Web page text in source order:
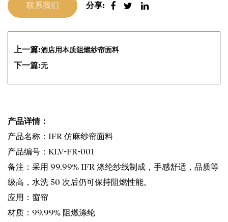
联系我们 分享:
上一篇:酒店用本质阻燃纱帘面料
下一篇:无
产品详情：
产品名称：IFR 仿麻纱帘面料
产品编号：KLV-FR-001
备注：采用 99.99% IFR 涤纶纱线制成，手感舒适，品质等
级高，水洗 50 次后仍可保持阻燃性能。
应用：窗帘
材质：99.99% 阻燃涤纶